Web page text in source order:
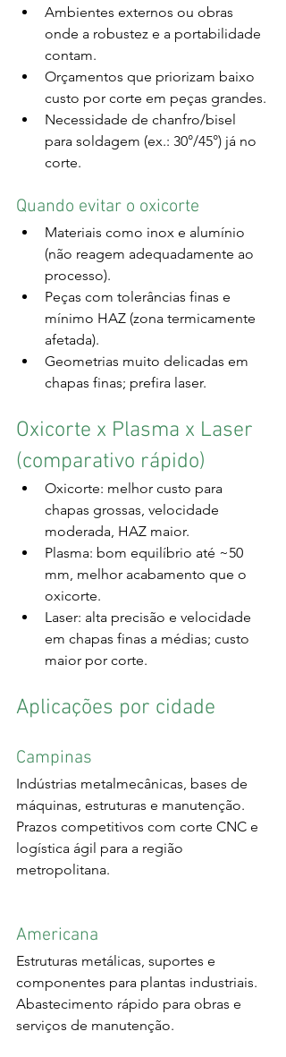
Ambientes externos ou obras
onde a robustez e a portabilidade
contam.
Orçamentos que priorizam baixo
custo por corte em peças grandes.
Necessidade de chanfro/bisel
para soldagem (ex.: 30°/45°) já no
corte.
Quando evitar o oxicorte
Materiais como inox e alumínio
(não reagem adequadamente ao
processo).
Peças com tolerâncias finas e
mínimo HAZ (zona termicamente
afetada).
Geometrias muito delicadas em
chapas finas; prefira laser.
Oxicorte x Plasma x Laser
(comparativo rápido)
Oxicorte: melhor custo para
chapas grossas, velocidade
moderada, HAZ maior.
Plasma: bom equilíbrio até ~50
mm, melhor acabamento que o
oxicorte.
Laser: alta precisão e velocidade
em chapas finas a médias; custo
maior por corte.
Aplicações por cidade
Campinas
Indústrias metalmecânicas, bases de
máquinas, estruturas e manutenção.
Prazos competitivos com corte CNC e
logística ágil para a região
metropolitana.
Americana
Estruturas metálicas, suportes e
componentes para plantas industriais.
Abastecimento rápido para obras e
serviços de manutenção.